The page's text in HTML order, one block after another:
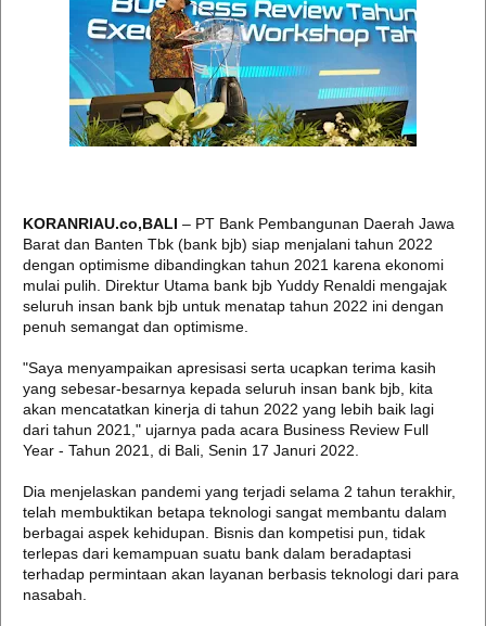
KORANRIAU.co,BALI – PT Bank Pembangunan Daerah Jawa
Barat dan Banten Tbk (bank bjb) siap menjalani tahun 2022
dengan optimisme dibandingkan tahun 2021 karena ekonomi
mulai pulih. Direktur Utama bank bjb Yuddy Renaldi mengajak
seluruh insan bank bjb untuk menatap tahun 2022 ini dengan
penuh semangat dan optimisme.
"Saya menyampaikan apresisasi serta ucapkan terima kasih
yang sebesar-besarnya kepada seluruh insan bank bjb, kita
akan mencatatkan kinerja di tahun 2022 yang lebih baik lagi
dari tahun 2021," ujarnya pada acara Business Review Full
Year - Tahun 2021, di Bali, Senin 17 Januri 2022.
Dia menjelaskan pandemi yang terjadi selama 2 tahun terakhir,
telah membuktikan betapa teknologi sangat membantu dalam
berbagai aspek kehidupan. Bisnis dan kompetisi pun, tidak
terlepas dari kemampuan suatu bank dalam beradaptasi
terhadap permintaan akan layanan berbasis teknologi dari para
nasabah.